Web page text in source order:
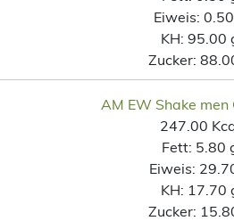
Eiweis:
KH: 95.00
Zucker:
AM EW Shake
247.00
Fett: 5.80
Eiweis:
KH: 17.70
Zucker: